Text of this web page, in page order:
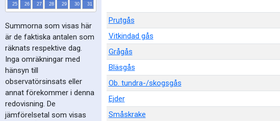
25
26 27 28 29 30 31
Summorna som visas här
är de faktiska antalen som
räknats respektive dag.
Inga omräkningar med
hänsyn till
observatörsinsats eller
annat förekommer i denna
redovisning. De
jämförelsetal som visas
Prutgås
Vitkindad gås
Grågås
Bläsgås
Ob. tundra-/skogsgås
Ejder
Småskrake